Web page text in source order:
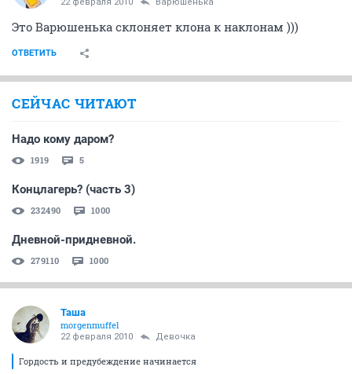
22 февраля 2010 Варюшенька
Это Варюшенька склоняет клона к наклонам )))
ОТВЕТИТЬ
СЕЙЧАС ЧИТАЮТ
Надо кому даром?
1919 5
Концлагерь? (часть 3)
232490 1000
Дневной-придневной.
279110 1000
Таша
morgenmuffel
22 февраля 2010 Девочка
Гордость и предубеждение начинается